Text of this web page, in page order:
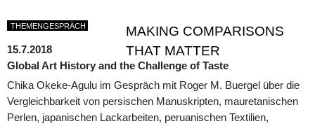
MAKING COMPARISONS
THAT MATTER
THEMENGESPRÄCH
15.7.2018
Global Art History and the Challenge of Taste
Chika Okeke-Agulu im Gespräch mit Roger M. Buergel über die
Vergleichbarkeit von persischen Manuskripten, mauretanischen
Perlen, japanischen Lackarbeiten, peruanischen Textilien,